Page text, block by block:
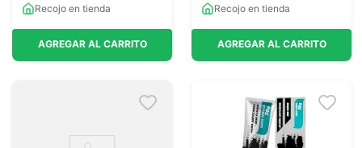
Recojo en tienda
AGREGAR AL CARRITO
Recojo en tienda
AGREGAR AL CARRITO